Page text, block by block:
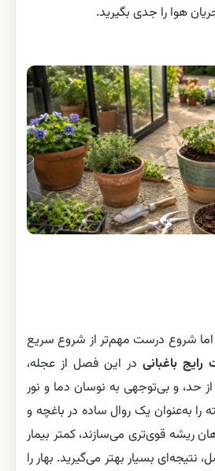
هوا را جدی بگیرید.
شروع درست مهم‌تر از شروع سریع
رایج باغبانیدر این فصل از عجله،
حد، و بی‌توجهی به نوسان دما و نور
اگر همین ۱۰ نکته را به‌عنوان یک روال ساده در باغچه و
ریشه قوی‌تری می‌سازند، کمتر بیمار
بسیار بهتر می‌گیرید. بهار را